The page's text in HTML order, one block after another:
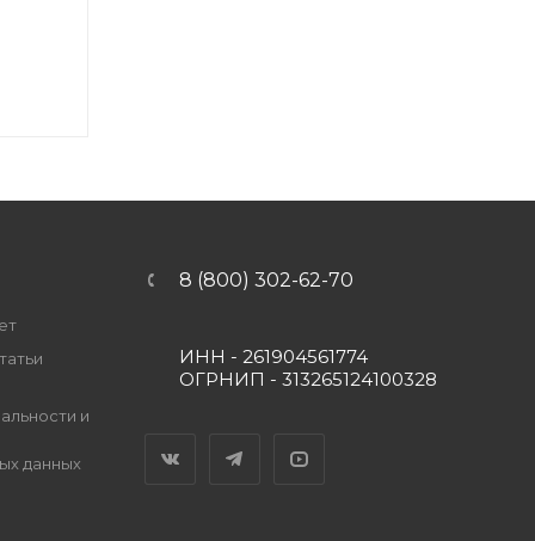
и
данных
8 (800) 302-62-70
ИНН - 261904561774
ОГРНИП - 313265124100328